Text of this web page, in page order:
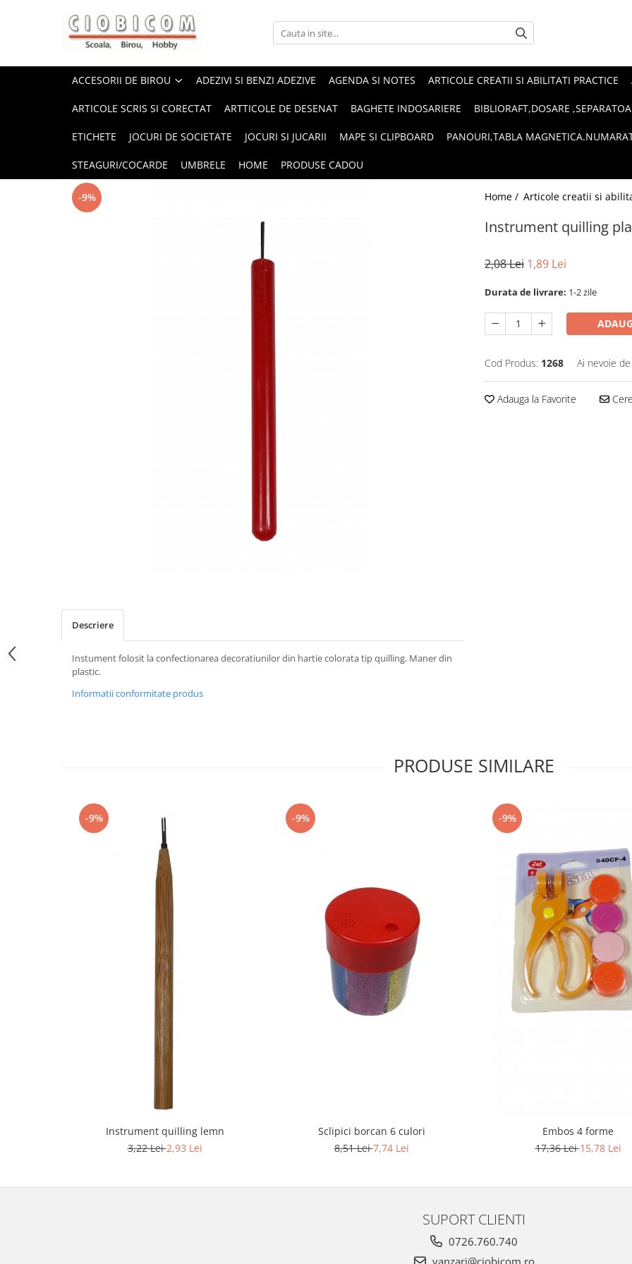
Accesorii de birou
Suporti birou
Articole din hartie
Role casa marcat si fax
ACCESORII DE BIROU ADEZIVI SI BENZI ADEZIVE AGENDA SI NOTES ARTICOLE CREATII SI ABILITATI PRACTICE
ARTICOLE SCRIS SI CORECTAT ARTTICOLE DE DESENAT BAGHETE INDOSARIERE BIBLIORAFT,DOSARE
ETICHETE JOCURI DE SOCIETATE JOCURI SI JUCARII MAPE SI CLIPBOARD PANOURI,TABLA
STEAGURI/COCARDE UMBRELE HOME PRODUSE CADOU
Home / Articole creatii si
Instrument quilling
-9%
2,08 Lei 1,89 Lei
Durata de livrare: 1-2 zile
Cod Produs: 1268 Ai nevoie
Adauga la Favorite
Descriere
Instument folosit la confectionarea decoratiunilor din hartie colorata tip quilling. Maner din
plastic.
Informatii conformitate produs
PRODUSE SIMILARE
-9%
Instrument quilling lemn
3,22 Lei2,93 Lei
-9%
Sclipici borcan 6 culori
8,51 Lei7,74 Lei
-9%
Embos 4 forme
17,36 Lei15,78 Lei
SUPORT CLIENTI
0726.760.740
vanzari@ciobicom.ro